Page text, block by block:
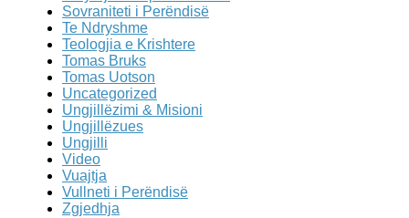
Sovraniteti i Perëndisë
Te Ndryshme
Teologjia e Krishtere
Tomas Bruks
Tomas Uotson
Uncategorized
Ungjillëzimi & Misioni
Ungjillëzues
Ungjilli
Video
Vuajtja
Vullneti i Perëndisë
Zgjedhja